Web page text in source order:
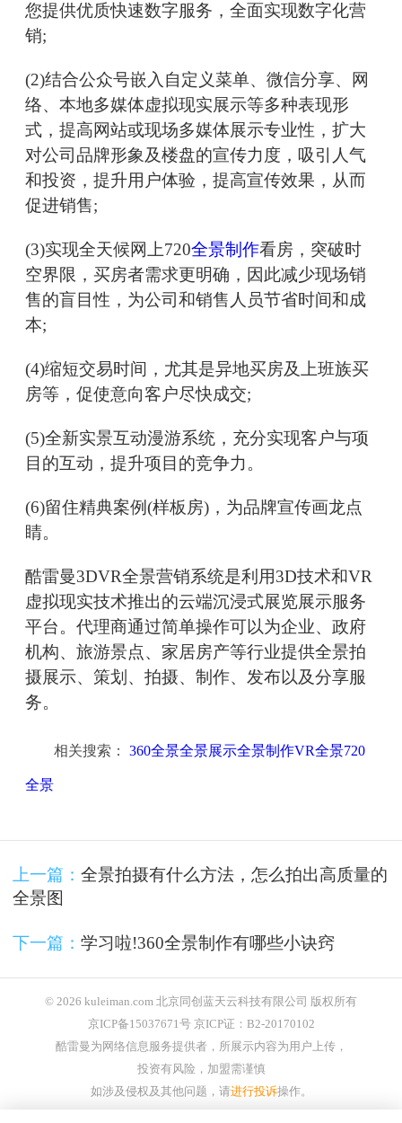
您提供优质快速数字服务，全面实现数字化营
销;
(2)结合公众号嵌入自定义菜单、微信分享、网
络、本地多媒体虚拟现实展示等多种表现形
式，提高网站或现场多媒体展示专业性，扩大
对公司品牌形象及楼盘的宣传力度，吸引人气
和投资，提升用户体验，提高宣传效果，从而
促进销售;
(3)实现全天候网上720全景制作看房，突破时
空界限，买房者需求更明确，因此减少现场销
售的盲目性，为公司和销售人员节省时间和成
本;
(4)缩短交易时间，尤其是异地买房及上班族买
房等，促使意向客户尽快成交;
(5)全新实景互动漫游系统，充分实现客户与项
目的互动，提升项目的竞争力。
(6)留住精典案例(样板房)，为品牌宣传画龙点
睛。
酷雷曼3DVR全景营销系统是利用3D技术和VR
虚拟现实技术推出的云端沉浸式展览展示服务
平台。代理商通过简单操作可以为企业、政府
机构、旅游景点、家居房产等行业提供全景拍
摄展示、策划、拍摄、制作、发布以及分享服
务。
相关搜索： 360全景全景展示全景制作VR全景720
全景
上一篇： 全景拍摄有什么方法，怎么拍出高质量的
全景图
下一篇： 学习啦!360全景制作有哪些小诀窍
© 2026 kuleiman.com 北京同创蓝天云科技有限公司 版权所有
京ICP备15037671号 京ICP证：B2-20170102
酷雷曼为网络信息服务提供者，所展示内容为用户上传，
投资有风险，加盟需谨慎
如涉及侵权及其他问题，请进行投诉操作。